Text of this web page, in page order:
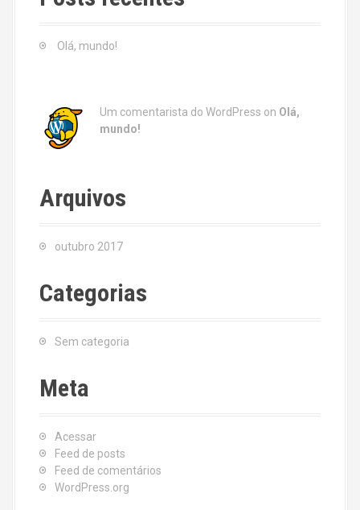
h
Olá, mundo!
Um comentarista do WordPress on Olá,
mundo!
Arquivos
outubro 2017
Categorias
Sem categoria
Meta
Acessar
Feed de posts
Feed de comentários
WordPress.org